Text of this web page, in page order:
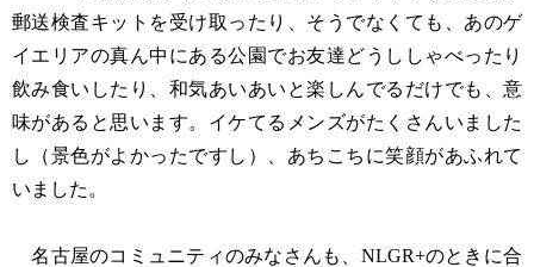
郵送検査キットを受け取ったり、そうでなくても、あのゲ
イエリアの真ん中にある公園でお友達どうししゃべったり
飲み食いしたり、和気あいあいと楽しんでるだけでも、意
味があると思います。イケてるメンズがたくさんいました
し（景色がよかったですし）、あちこちに笑顔があふれて
いました。
名古屋のコミュニティのみなさんも、NLGR+のときに合